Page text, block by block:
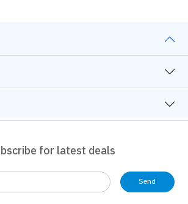
for latest deals
Send